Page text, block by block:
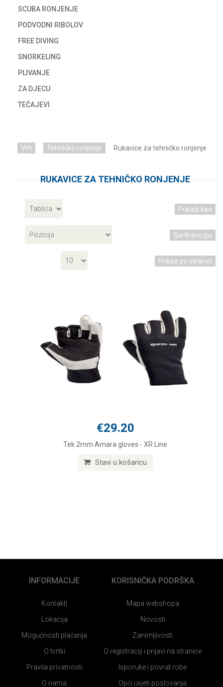
SCUBA RONJENJE
PODVODNI RIBOLOV
FREE DIVING
SNORKELING
PLIVANJE
ZA DJECU
TEČAJEVI
Vrh Tehničko ronjenje Rukavice za tehničko ronjenje
RUKAVICE ZA TEHNIČKO RONJENJE
Prikaži kao
Sortirano po
Prikaz po stranici
€29.20
Tek 2mm Amara gloves - XR Line
Stavi u košaricu
INFORMACIJE
Kontakti
Lokacija
Mogućnosti plaćanja
O tvrtki
Pravila privatnosti
O nama
KORISNIČKA PODRŠKA
Mapa webshopa
Novosti
Zanimljivosti
O registraciji i prijavi na stranice
Isporuke i povrat robe
Opći uvjeti poslovanja